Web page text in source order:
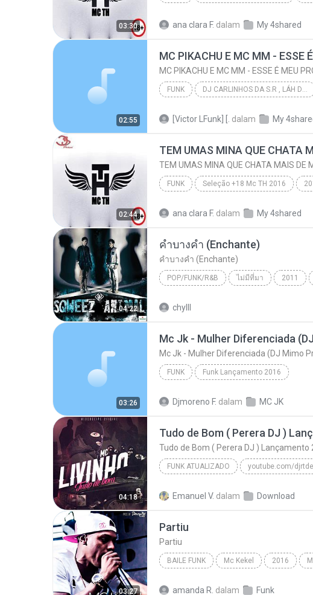
03:30 ana clara F. dalam My 4shared
02:55
FUNK DJ CARLINHOS DA S.R , LÁH DA SÃO RAFAEL .
[Victor LFunk] [. dalam My
02:44
FUNK Seleção +18 Mc TH 2016
ana clara F. dalam My 4shared
04:22
คำบางคำ (Enchante)
คำบางคำ (Enchante)
POP/FUNK/R&B ไม่มีที่มา 2011
chylll
03:26
Mc Jk - Mulher Diferenciada (DJ Mimo
FUNK Funk Lançamento 2016
Djmoreno F. dalam MC JK
04:18
Tudo de Bom ( Perera DJ ) Lançamento
FUNK ATUALIZADO youtube.com/
Emanuel V. dalam Download
03:27
Partiu
Partiu
BAILE FUNK Mc Kekel 2016
amanda R. dalam Funk